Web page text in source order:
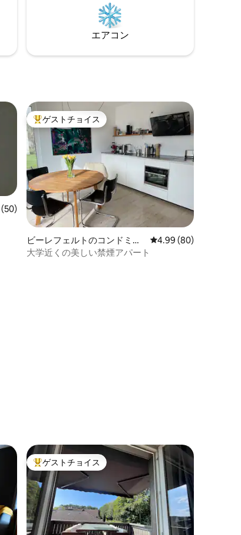
きのテラスもあります。 私たちの農場に
は多くの動物が住んでいます。訪問犬は
歓迎されます。 子供向けの乗馬レッスン
エアコン
ー50件、5つ星中4.9つ星の平均評価
大好評のゲストチョイスです。
ゲストチョイス
ビーレフェルトのコンドミニ
アム
レビュー80件、5つ星
4.99 (80)
大学近くの美しい禁煙アパート
大好評のゲストチョイスです。
ゲストチョイス